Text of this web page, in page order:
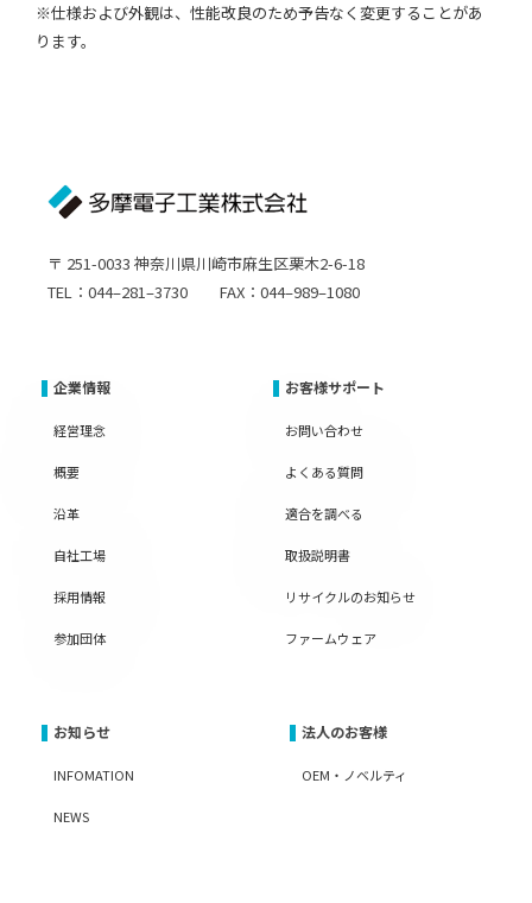
※仕様および外観は、性能改良のため予告なく変更することがあ
ります。
〒 251-0033 神奈川県川崎市麻生区栗木2-6-18
TEL：044–281–3730 FAX：044–989–1080
企業情報
経営理念
概要
沿革
自社工場
採用情報
参加団体
お客様サポート
お問い合わせ
よくある質問
適合を調べる
取扱説明書
リサイクルのお知らせ
ファームウェア
お知らせ
INFOMATION
NEWS
法人のお客様
OEM・ノベルティ